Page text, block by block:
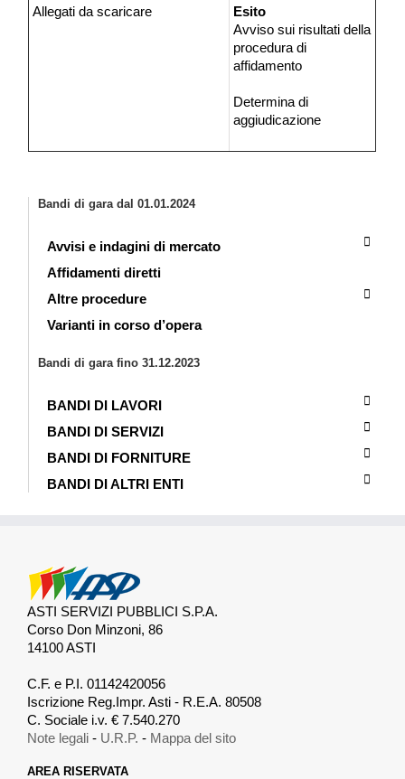
Allegati da scaricare
Esito
Avviso sui risultati della
procedura di
affidamento
Determina di
aggiudicazione
Bandi di gara dal 01.01.2024
Avvisi e indagini di mercato
Affidamenti diretti
Altre procedure
Varianti in corso d’opera
Bandi di gara fino 31.12.2023
BANDI DI LAVORI
BANDI DI SERVIZI
BANDI DI FORNITURE
BANDI DI ALTRI ENTI
ASTI SERVIZI PUBBLICI S.P.A.
Corso Don Minzoni, 86
14100 ASTI
C.F. e P.I. 01142420056
Iscrizione Reg.Impr. Asti - R.E.A. 80508
C. Sociale i.v. € 7.540.270
Note legali - U.R.P. - Mappa del sito
AREA RISERVATA